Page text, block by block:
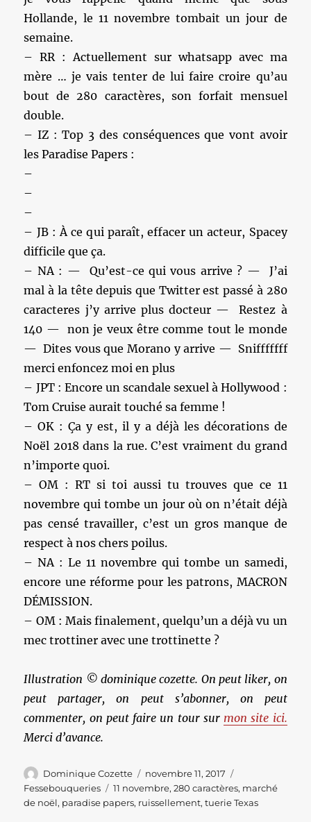
Hollande, le 11 novembre tombait un jour de
semaine.
– RR : Actuellement sur whatsapp avec ma
mère … je vais tenter de lui faire croire qu’au
bout de 280 caractères, son forfait mensuel
double.
– IZ : Top 3 des conséquences que vont avoir
les Paradise Papers :
–
–
–
– JB : À ce qui paraît, effacer un acteur, Spacey
difficile que ça.
– NA : — Qu’est-ce qui vous arrive ? — J’ai
mal à la tête depuis que Twitter est passé à 280
caracteres j’y arrive plus docteur — Restez à
140 — non je veux être comme tout le monde
— Dites vous que Morano y arrive — Snifffffff
merci enfoncez moi en plus
– JPT : Encore un scandale sexuel à Hollywood :
Tom Cruise aurait touché sa femme !
– OK : Ça y est, il y a déjà les décorations de
Noël 2018 dans la rue. C’est vraiment du grand
n’importe quoi.
– OM : RT si toi aussi tu trouves que ce 11
novembre qui tombe un jour où on n’était déjà
pas censé travailler, c’est un gros manque de
respect à nos chers poilus.
– NA : Le 11 novembre qui tombe un samedi,
encore une réforme pour les patrons, MACRON
DÉMISSION.
– OM : Mais finalement, quelqu’un a déjà vu un
mec trottiner avec une trottinette ?
Illustration © dominique cozette. On peut liker, on
peut partager, on peut s’abonner, on peut
commenter, on peut faire un tour sur mon site ici.
Merci d’avance.
Auteur
Dominique Cozette
Publié
le
novembre 11, 2017
Fessebouqueries
Étiquettes
11 novembre,280 caractères, marché
de noël, paradise papers, ruissellement,tuerie Texas